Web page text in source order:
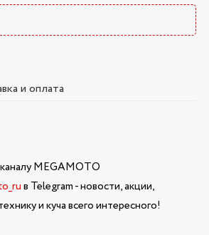
и оплата
MEGAMOTO
в Telegram - новости, акции,
и куча всего интересного!